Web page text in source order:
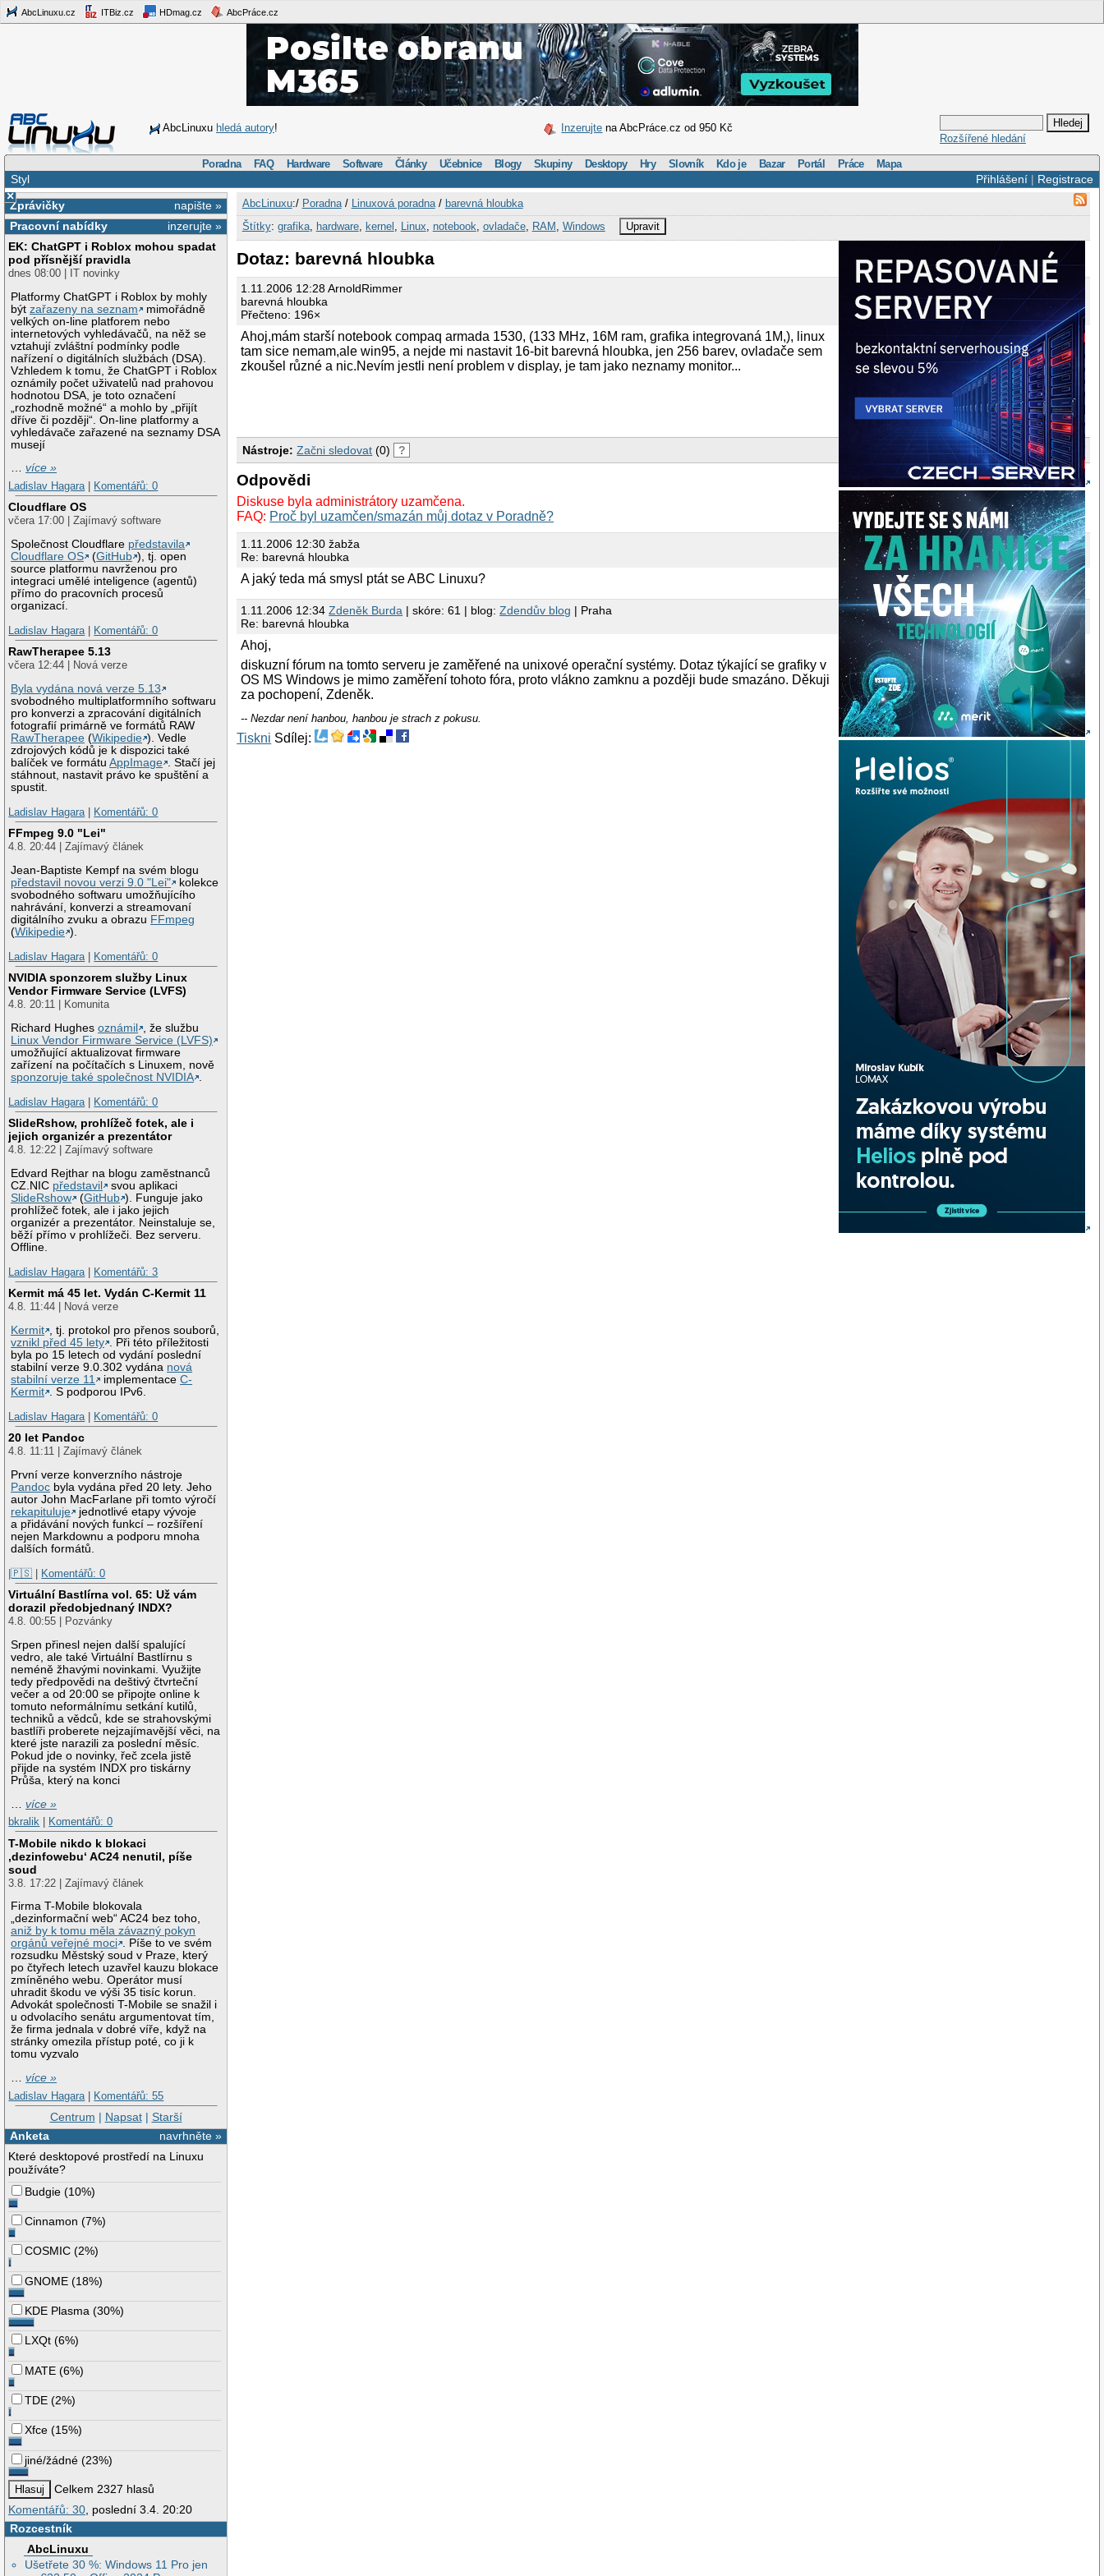
AbcLinuxu.cz ITBiz.cz HDmag.cz AbcPráce.cz
AbcLinuxu hledá autory! Inzerujte na AbcPráce.cz od 950 Kč
Rozšířené hledání
Poradna FAQ Hardware Software Články Učebnice Blogy Skupiny Desktopy Hry Slovník Kdo je Bazar Portál Práce Mapa
Přihlášení| Registrace
Styl
×
napište »
Zprávičky
inzerujte »
Pracovní nabídky
EK: ChatGPT i Roblox mohou spadat
pod přísnější pravidla
dnes 08:00 | IT novinky
Platformy ChatGPT i Roblox by mohly
býtzařazeny na seznam
mimořádně
velkých on-line platforem nebo
internetových vyhledávačů, na něž se
vztahují zvláštní podmínky podle
nařízení o digitálních službách (DSA).
Vzhledem k tomu, že ChatGPT i Roblox
oznámily počet uživatelů nad prahovou
hodnotou DSA, je toto označení
„rozhodně možné“ a mohlo by „přijít
dříve či později“. On-line platformy a
vyhledávače zařazené na seznamy DSA
musejí
…více »
Ladislav Hagara
Komentářů: 0
Cloudflare OS
včera 17:00 | Zajímavý software
Společnost Cloudflare představila
Cloudflare OS
(GitHub ), tj. open
source platformu navrženou pro
integraci umělé inteligence (agentů)
přímo do pracovních procesů
organizací.
Ladislav Hagara
Komentářů: 0
RawTherapee 5.13
včera 12:44 | Nová verze
Byla vydána nová verze 5.13
svobodného multiplatformního softwaru
pro konverzi a zpracování digitálních
fotografií primárně ve formátů RAW
RawTherapee (Wikipedie ). Vedle
zdrojových kódů je k dispozici také
balíček ve formátuAppImage . Stačí jej
stáhnout, nastavit právo ke spuštění a
spustit.
Ladislav Hagara
Komentářů: 0
FFmpeg 9.0 "Lei"
4.8. 20:44 | Zajímavý článek
Jean-Baptiste Kempf na svém blogu
představil novou verzi 9.0 "Lei"
kolekce
svobodného softwaru umožňujícího
nahrávání, konverzi a streamovaní
digitálního zvuku a obrazu FFmpeg
(Wikipedie ).
Ladislav Hagara
Komentářů: 0
NVIDIA sponzorem služby Linux
Vendor Firmware Service (LVFS)
4.8. 20:11 | Komunita
Richard Hughesoznámil
, že službu
Linux Vendor Firmware Service (LVFS)
umožňující aktualizovat firmware
zařízení na počítačích s Linuxem, nově
sponzoruje také společnost NVIDIA .
Ladislav Hagara | Komentářů: 0
SlideRshow, prohlížeč fotek, ale i
jejich organizér a prezentátor
4.8. 12:22 | Zajímavý software
Edvard Rejthar na blogu zaměstnanců
CZ.NIC představil
svou aplikaci
SlideRshow
(GitHub ). Funguje jako
prohlížeč fotek, ale i jako jejich
organizér a prezentátor. Neinstaluje se,
běží přímo v prohlížeči. Bez serveru.
Offline.
Ladislav Hagara | Komentářů: 3
Kermit má 45 let. Vydán C-Kermit 11
4.8. 11:44 | Nová verze
Kermit , tj. protokol pro přenos souborů,
vznikl před 45 lety . Při této příležitosti
byla po 15 letech od vydání poslední
stabilní verze 9.0.302 vydána nová
stabilní verze 11
implementaceC-
Kermit . S podporou IPv6.
Ladislav Hagara | Komentářů: 0
20 let Pandoc
4.8. 11:11 | Zajímavý článek
První verze konverzního nástroje
Pandoc byla vydána před 20 lety. Jeho
autor John MacFarlane při tomto výročí
rekapituluje
jednotlivé etapy vývoje
a přidávání nových funkcí – rozšíření
nejen Markdownu a podporu mnoha
dalších formátů.
|🇵🇸 | Komentářů: 0
Virtuální Bastlírna vol. 65: Už vám
dorazil předobjednaný INDX?
4.8. 00:55 | Pozvánky
Srpen přinesl nejen další spalující
vedro, ale také Virtuální Bastlírnu s
neméně žhavými novinkami. Využijte
tedy předpovědi na deštivý čtvrteční
večer a od 20:00 se připojte online k
tomuto neformálnímu setkání kutilů,
techniků a vědců, kde se strahovskými
bastlíři proberete nejzajímavější věci, na
které jste narazili za poslední měsíc.
Pokud jde o novinky, řeč zcela jistě
přijde na systém INDX pro tiskárny
Průša, který na konci
…více »
bkralik
Komentářů: 0
T-Mobile nikdo k blokaci
‚dezinfowebu‘ AC24 nenutil, píše
soud
3.8. 17:22 | Zajímavý článek
Firma T-Mobile blokovala
„dezinformační web“ AC24 bez toho,
aniž by k tomu měla závazný pokyn
orgánů veřejné moci . Píše to ve svém
rozsudku Městský soud v Praze, který
po čtyřech letech uzavřel kauzu blokace
zmíněného webu. Operátor musí
uhradit škodu ve výši 35 tisíc korun.
Advokát společnosti T-Mobile se snažil i
u odvolacího senátu argumentovat tím,
že firma jednala v dobré víře, když na
stránky omezila přístup poté, co ji k
tomu vyzvalo
…více »
Ladislav Hagara | Komentářů: 55
Centrum | Napsat| Starší
navrhněte »
Anketa
Které desktopové prostředí na Linuxu
používáte?
Budgie (10%)
Cinnamon (7%)
COSMIC (2%)
GNOME (18%)
KDE Plasma (30%)
LXQt (6%)
MATE (6%)
TDE (2%)
Xfce (15%)
jiné/žádné (23%)
Celkem 2327 hlasů
Komentářů: 30, poslední 3.4. 20:20
Rozcestník
AbcLinuxu
Ušetřete 30 %: Windows 11 Pro jen
AbcLinuxu:/ Poradna/ Linuxová poradna/ barevná hloubka
Štítky: grafika, hardware, kernel Linux notebook ovladače, RAM Windows Upravit
Dotaz: barevná hloubka
1.11.2006 12:28 ArnoldRimmer
barevná hloubka
Přečteno: 196×
Ahoj,mám starší notebook compaq armada 1530, (133 MHz, 16M ram, grafika integrovaná 1M,), linux
tam sice nemam,ale win95, a nejde mi nastavit 16-bit barevná hloubka, jen 256 barev, ovladače sem
zkoušel různé a nic.Nevím jestli není problem v display, je tam jako neznamy monitor...
Nástroje: Začni sledovat (0) ?
Odpovědi
Diskuse byla administrátory uzamčena.
FAQ: Proč byl uzamčen/smazán můj dotaz v Poradně?
1.11.2006 12:30 žabža
Re: barevná hloubka
A jaký teda má smysl ptát se ABC Linuxu?
1.11.2006 12:34Zdeněk Burda | skóre: 61 | blog:Zdendův blog | Praha
Re: barevná hloubka
Ahoj,
diskuzní fórum na tomto serveru je zaměřené na unixové operační systémy. Dotaz týkající se grafiky v
OS MS Windows je mimo zaměření tohoto fóra, proto vlákno zamknu a později bude smazáno. Děkuji
za pochopení, Zdeněk.
-- Nezdar není hanbou, hanbou je strach z pokusu.
Tiskni Sdílej: